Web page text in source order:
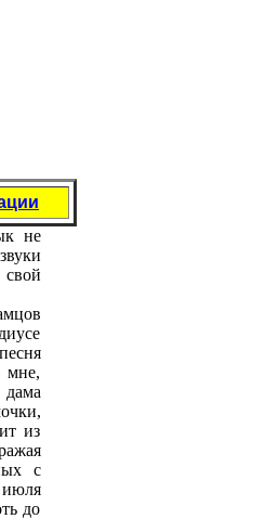
нe
свой
мнe,
дама
из
с
июля
до